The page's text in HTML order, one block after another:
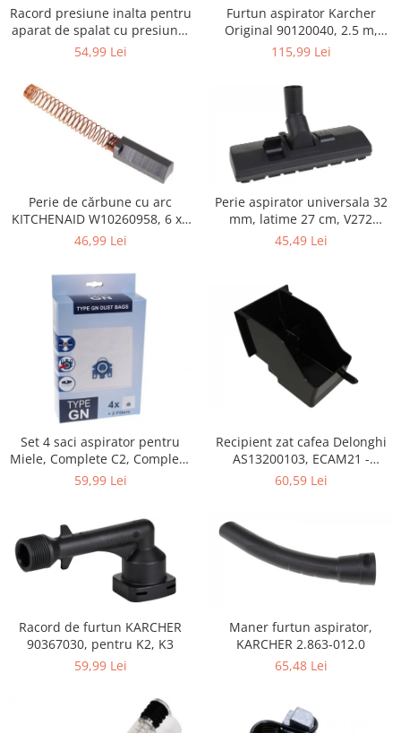
Servere, Componente & UPS
Telecomenzi garaj
Accesorii antrenament
Accesorii Fitness
Accesorii sportive
Ciclism
Sporturi acvatice
TV, Audio & Foto
Aparate Foto & Accesorii
Audio HI-FI & Profesionale
Camere video si sport
Drone si Accesorii
Home Cinema & Audio
Playere, Boxe & Casti
Telescoape & Optica
Televizoare & accesorii
Ambalaje cadouri
Cadouri
Curatenie si intretinere
Racord presiune inalta pentru
aparat de spalat cu presiune,
KARCHER 9.013-355.0, K4/K5
54,99 Lei
Furtun aspirator Karcher
Original 90120040, 2.5 m,
negru
115,99 Lei
Perie de cărbune cu arc
KITCHENAID W10260958, 6 x6
x 19 mm, pentru 5KSM15
46,99 Lei
Perie aspirator universala 32
mm, latime 27 cm, V272
ECONOMY
45,49 Lei
Set 4 saci aspirator pentru
Miele, Complete C2, Complete
C3, Classic C1, S8, S5, S2,
59,99 Lei
Recipient zat cafea Delonghi
AS13200103, ECAM21 -
ECAM25
60,59 Lei
Racord de furtun KARCHER
90367030, pentru K2, K3
59,99 Lei
Maner furtun aspirator,
KARCHER 2.863-012.0
65,48 Lei